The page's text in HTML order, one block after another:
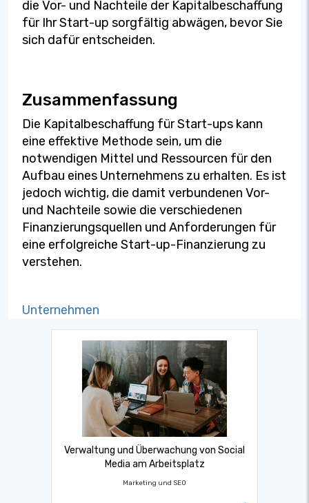
die Vor- und Nachteile der Kapitalbeschaffung
für Ihr Start-up sorgfältig abwägen, bevor Sie
sich dafür entscheiden.
Zusammenfassung
Die Kapitalbeschaffung für Start-ups kann
eine effektive Methode sein, um die
notwendigen Mittel und Ressourcen für den
Aufbau eines Unternehmens zu erhalten. Es ist
jedoch wichtig, die damit verbundenen Vor-
und Nachteile sowie die verschiedenen
Finanzierungsquellen und Anforderungen für
eine erfolgreiche Start-up-Finanzierung zu
verstehen.
Unternehmen
Verwaltung und Überwachung von Social
Media am Arbeitsplatz
Marketing und SEO